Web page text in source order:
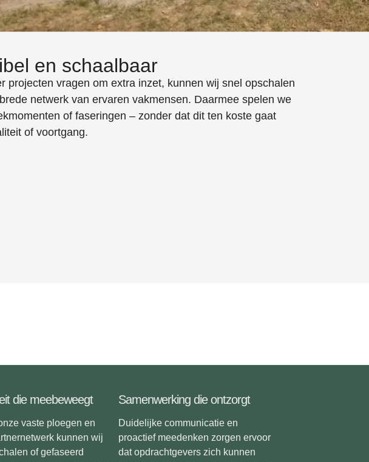
en schaalbaar
projecten vragen om extra inzet, kunnen wij snel opschalen
netwerk van ervaren vakmensen. Daarmee spelen we
of faseringen – zonder dat dit ten koste gaat
of voortgang.
die meebeweegt
vaste ploegen en
kunnen wij
of gefaseerd
Samenwerking die ontzorgt
Duidelijke communicatie en
proactief meedenken zorgen ervoor
dat opdrachtgevers zich kunnen